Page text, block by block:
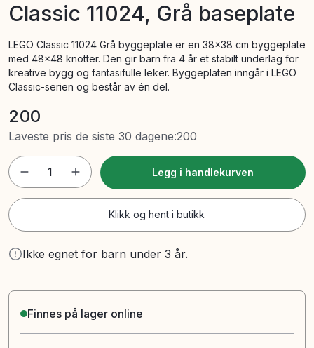
Classic 11024, Grå baseplate
LEGO Classic 11024 Grå byggeplate er en 38x38 cm byggeplate
med 48x48 knotter. Den gir barn fra 4 år et stabilt underlag for
kreative bygg og fantasifulle leker. Byggeplaten inngår i LEGO
Classic-serien og består av én del.
200
Laveste pris de siste 30 dagene:200
1 Legg i handlekurven
Klikk og hent i butikk
Ikke egnet for barn under 3 år.
Finnes på lager online